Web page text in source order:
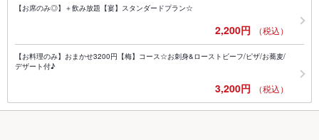
【お席のみ◎】＋飲み放題【宴】スタンダードプラン☆
2,200円 （税込）
【お料理のみ】おまかせ3200円【梅】コース☆お刺身&ローストビーフ/ピザ/お蕎麦/
デザート付♪
3,200円 （税込）